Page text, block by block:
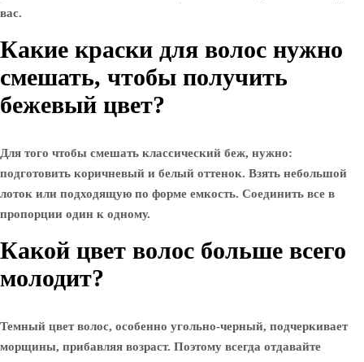
вас.
Какие краски для волос нужно
смешать, чтобы получить
бежевый цвет?
Для того чтобы смешать классический беж, нужно:
подготовить коричневый и белый оттенок. Взять небольшой
лоток или подходящую по форме емкость. Соединить все в
пропорции один к одному.
Какой цвет волос больше всего
молодит?
Темный цвет волос, особенно угольно-черный, подчеркивает
морщины, прибавляя возраст. Поэтому всегда отдавайте